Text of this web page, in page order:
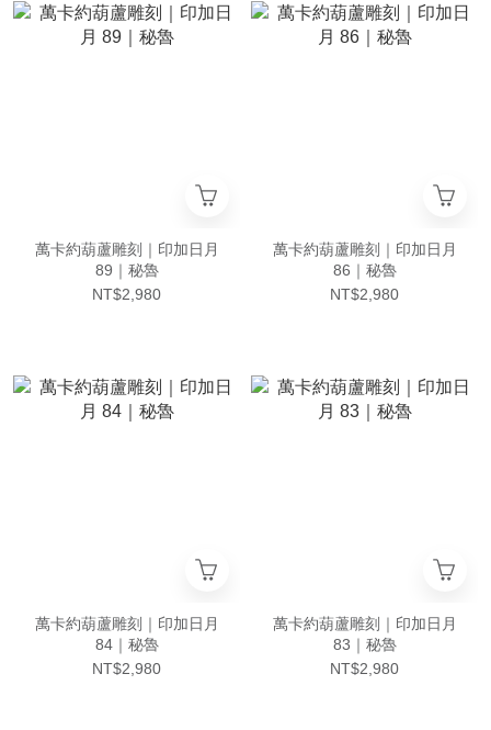
萬卡約葫蘆雕刻｜印加日月
89｜秘魯
NT$2,980
萬卡約葫蘆雕刻｜印加日月
86｜秘魯
NT$2,980
萬卡約葫蘆雕刻｜印加日月
84｜秘魯
NT$2,980
萬卡約葫蘆雕刻｜印加日月
83｜秘魯
NT$2,980